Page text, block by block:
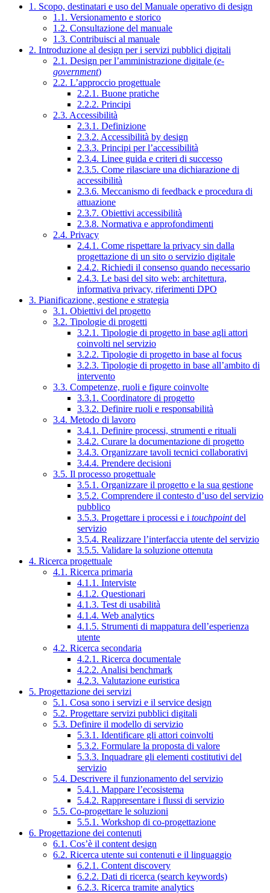
1. Scopo, destinatari e uso del Manuale operativo di design
1.1. Versionamento e storico
1.2. Consultazione del manuale
1.3. Contribuisci al manuale
2. Introduzione al design per i servizi pubblici digitali
2.1. Design per l’amministrazione digitale (e-
government)
2.2. L’approccio progettuale
2.2.1. Buone pratiche
2.2.2. Principi
2.3. Accessibilità
2.3.1. Definizione
2.3.2. Accessibilità by design
2.3.3. Principi per l’accessibilità
2.3.4. Linee guida e criteri di successo
2.3.5. Come rilasciare una dichiarazione di
accessibilità
2.3.6. Meccanismo di feedback e procedura di
attuazione
2.3.7. Obiettivi accessibilità
2.3.8. Normativa e approfondimenti
2.4. Privacy
2.4.1. Come rispettare la privacy sin dalla
progettazione di un sito o servizio digitale
2.4.2. Richiedi il consenso quando necessario
2.4.3. Le basi del sito web: architettura,
informativa privacy, riferimenti DPO
3. Pianificazione, gestione e strategia
3.1. Obiettivi del progetto
3.2. Tipologie di progetti
3.2.1. Tipologie di progetto in base agli attori
coinvolti nel servizio
3.2.2. Tipologie di progetto in base al focus
3.2.3. Tipologie di progetto in base all’ambito di
intervento
3.3. Competenze, ruoli e figure coinvolte
3.3.1. Coordinatore di progetto
3.3.2. Definire ruoli e responsabilità
3.4. Metodo di lavoro
3.4.1. Definire processi, strumenti e rituali
3.4.2. Curare la documentazione di progetto
3.4.3. Organizzare tavoli tecnici collaborativi
3.4.4. Prendere decisioni
3.5. Il processo progettuale
3.5.1. Organizzare il progetto e la sua gestione
3.5.2. Comprendere il contesto d’uso del servizio
pubblico
3.5.3. Progettare i processi e i touchpointdel
servizio
3.5.4. Realizzare l’interfaccia utente del servizio
3.5.5. Validare la soluzione ottenuta
4. Ricerca progettuale
4.1. Ricerca primaria
4.1.1. Interviste
4.1.2. Questionari
4.1.3. Test di usabilità
4.1.4. Web analytics
4.1.5. Strumenti di mappatura dell’esperienza
utente
4.2. Ricerca secondaria
4.2.1. Ricerca documentale
4.2.2. Analisi benchmark
4.2.3. Valutazione euristica
5. Progettazione dei servizi
5.1. Cosa sono i servizi e il service design
5.2. Progettare servizi pubblici digitali
5.3. Definire il modello di servizio
5.3.1. Identificare gli attori coinvolti
5.3.2. Formulare la proposta di valore
5.3.3. Inquadrare gli elementi costitutivi del
servizio
5.4. Descrivere il funzionamento del servizio
5.4.1. Mappare l’ecosistema
5.4.2. Rappresentare i flussi di servizio
5.5. Co-progettare le soluzioni
5.5.1. Workshop di co-progettazione
6. Progettazione dei contenuti
6.1. Cos’è il content design
6.2. Ricerca utente sui contenuti e il linguaggio
6.2.1. Content discovery
6.2.2. Dati di ricerca (search keywords)
6.2.3. Ricerca tramite analytics